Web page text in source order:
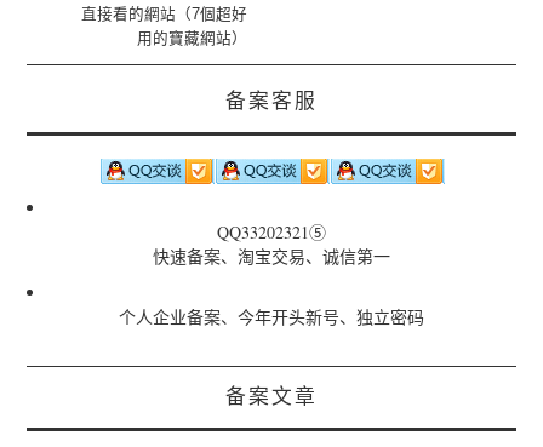
直接看的網站（7個超好
用的寶藏網站）
备案客服
QQ33202321⑤
快速备案、淘宝交易、诚信第一
个人企业备案、今年开头新号、独立密码
备案文章